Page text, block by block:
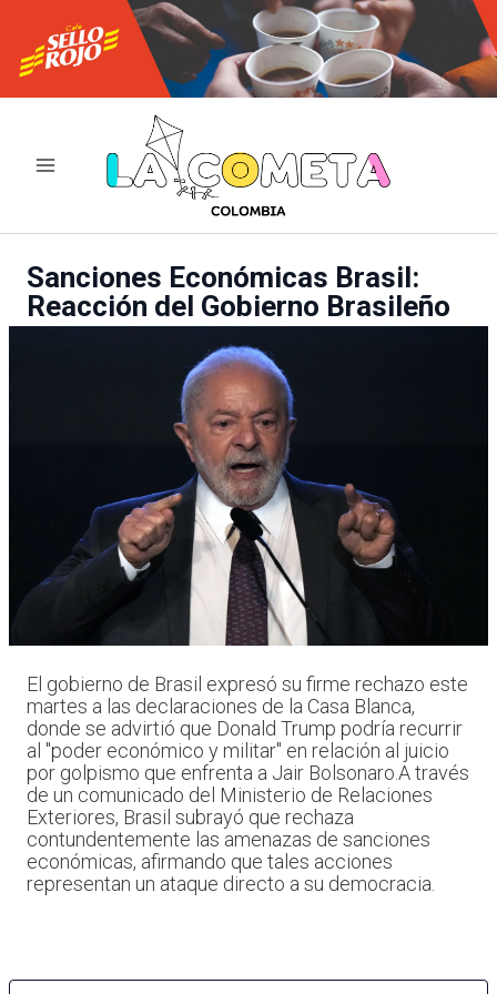
contenido
Sanciones Económicas Brasil:
Reacción del Gobierno Brasileño
El gobierno de Brasil expresó su firme rechazo este
martes a las declaraciones de la Casa Blanca,
donde se advirtió que Donald Trump podría recurrir
al "poder económico y militar" en relación al juicio
por golpismo que enfrenta a Jair Bolsonaro.A través
de un comunicado del Ministerio de Relaciones
Exteriores, Brasil subrayó que rechaza
contundentemente las amenazas de sanciones
económicas, afirmando que tales acciones
representan un ataque directo a su democracia.